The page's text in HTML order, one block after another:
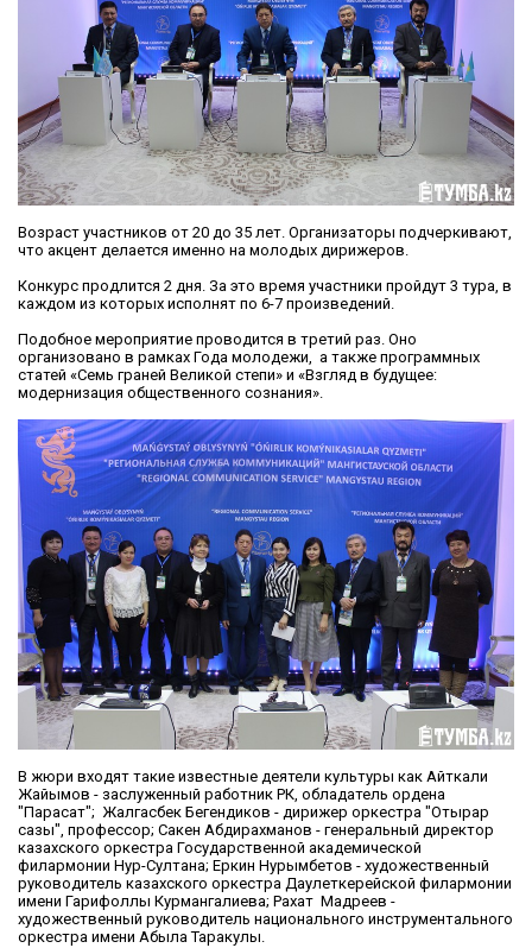
Возраст участников от 20 до 35 лет. Организаторы подчеркивают,
что акцент делается именно на молодых дирижеров.
Конкурс продлится 2 дня. За это время участники пройдут 3 тура, в
каждом из которых исполнят по 6-7 произведений.
Подобное мероприятие проводится в третий раз. Оно
организовано в рамках Года молодежи, а также программных
статей «Семь граней Великой степи» и «Взгляд в будущее:
модернизация общественного сознания».
В жюри входят такие известные деятели культуры как Айткали
Жайымов - заслуженный работник РК, обладатель ордена
"Парасат"; Жалгасбек Бегендиков - дирижер оркестра "Отырар
сазы", профессор; Сакен Абдирахманов - генеральный директор
казахского оркестра Государственной академической
филармонии Нур-Султана; Еркин Нурымбетов - художественный
руководитель казахского оркестра Даулеткерейской филармонии
имени Гарифоллы Курмангалиева; Рахат Мадреев -
художественный руководитель национального инструментального
оркестра имени Абыла Таракулы.